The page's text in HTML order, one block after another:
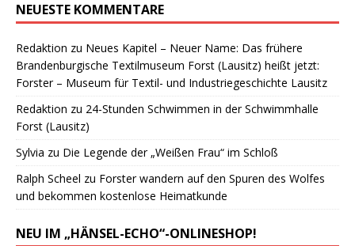
NEUESTE KOMMENTARE
Redaktion zu Neues Kapitel – Neuer Name: Das frühere
Brandenburgische Textilmuseum Forst (Lausitz) heißt jetzt:
Forster – Museum für Textil- und Industriegeschichte Lausitz
Redaktion zu 24-Stunden Schwimmen in der Schwimmhalle
Forst (Lausitz)
Sylvia zu Die Legende der „Weißen Frau“ im Schloß
Ralph Scheel zu Forster wandern auf den Spuren des Wolfes
und bekommen kostenlose Heimatkunde
NEU IM „HÄNSEL-ECHO“-ONLINESHOP!